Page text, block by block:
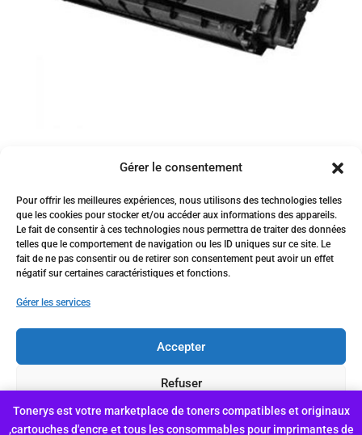
Gérer le consentement
Pour offrir les meilleures expériences, nous utilisons des technologies telles
que les cookies pour stocker et/ou accéder aux informations des appareils.
Le fait de consentir à ces technologies nous permettra de traiter des données
telles que le comportement de navigation ou les ID uniques sur ce site. Le
fait de ne pas consentir ou de retirer son consentement peut avoir un effet
négatif sur certaines caractéristiques et fonctions.
Gérer les services
Accepter
Refuser
Voir les préférences
Tonerys est votre marketplace de toners compatibles et originaux
,cartouches d'encre et tous les consommables pour imprimantes de
Toner compatible CF279A pour
imprimantes HP Laserjet
PROM12a/M12w/MFP
M26a/MFPM26nw
د.ج1,488
Vendu par:africapap.com
Conçu et hébergé par Genhyal